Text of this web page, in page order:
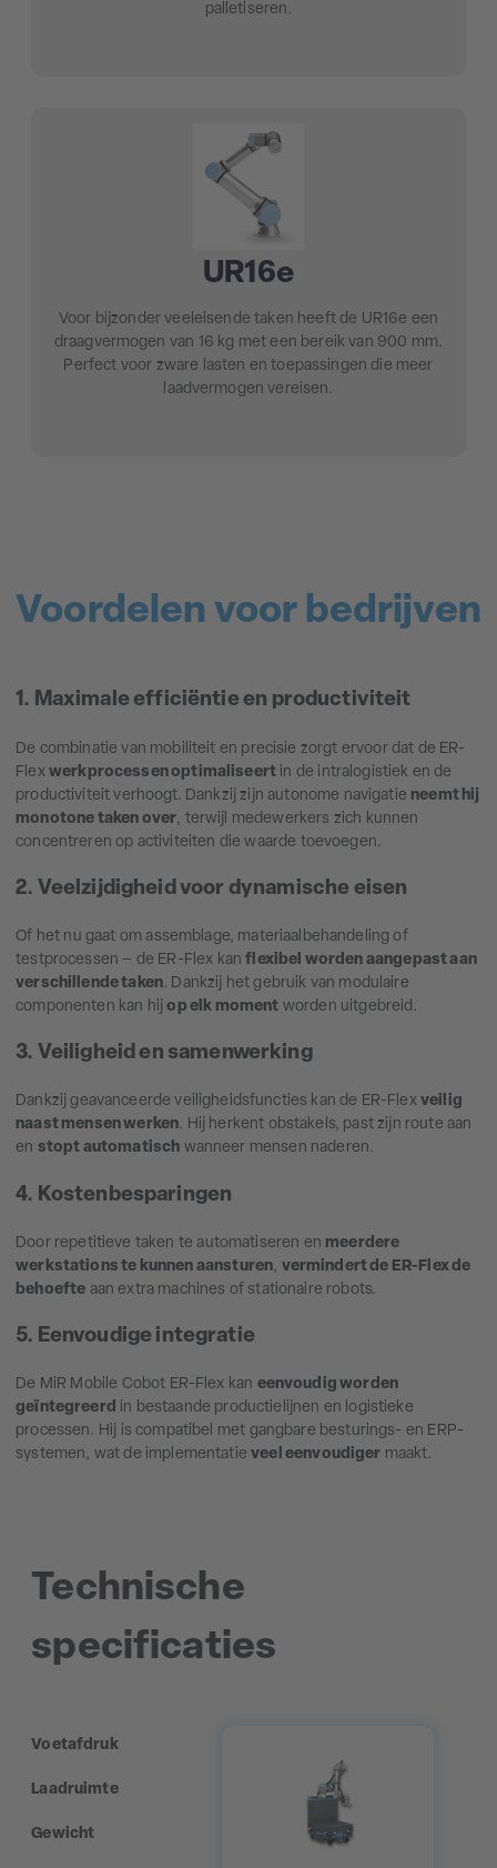
palletiseren.
UR16e
Voor bijzonder veeleisende taken heeft de UR16e een
draagvermogen van 16 kg met een bereik van 900 mm.
Perfect voor zware lasten en toepassingen die meer
laadvermogen vereisen.
Voordelen voor bedrijven
1. Maximale efficiëntie en productiviteit
De combinatie van mobiliteit en precisie zorgt ervoor dat de ER-
Flexwerkprocessen optimaliseertin de intralogistiek en de
productiviteit verhoogt. Dankzij zijn autonome navigatie neemt hij
monotone taken over, terwijl medewerkers zich kunnen
concentreren op activiteiten die waarde toevoegen.
2. Veelzijdigheid voor dynamische eisen
Of het nu gaat om assemblage, materiaalbehandeling of
testprocessen – de ER-Flex kanflexibel worden aangepast aan
verschillende taken. Dankzij het gebruik van modulaire
componenten kan hijop elk moment worden uitgebreid.
3. Veiligheid en samenwerking
Dankzij geavanceerde veiligheidsfuncties kan de ER-Flex veilig
naast mensen werken. Hij herkent obstakels, past zijn route aan
en stopt automatisch wanneer mensen naderen.
4. Kostenbesparingen
Door repetitieve taken te automatiseren en meerdere
werkstations te kunnen aansturen, vermindert de ER-Flex de
behoefte aan extra machines of stationaire robots.
5. Eenvoudige integratie
De MiR Mobile Cobot ER-Flex kan eenvoudig worden
geïntegreerd in bestaande productielijnen en logistieke
processen. Hij is compatibel met gangbare besturings- en ERP-
systemen, wat de implementatieveel eenvoudiger maakt.
Technische
specificaties
Voetafdruk
Laadruimte
Gewicht